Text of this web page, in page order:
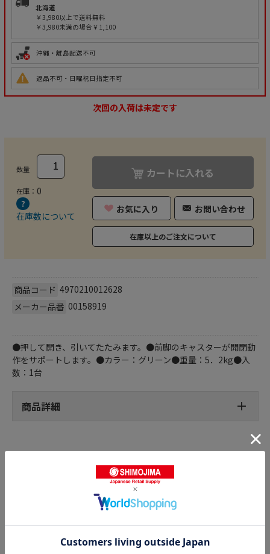
北海道
￥3,980以上で送料無料
￥3,980未満の場合￥1,100
沖縄・離島配送不可
返品不可・日曜祝日指定不可
次回の入荷は未定です
数量
在庫： 0
在庫数について
カートに入れる
お気に入り お問い合わせ
在庫以上のご注文について
商品コード 4970210012628
メーカー品番 00158919
●押して開き、引いてたたみます。●前脚のキャスターが開閉動
作をサポートします。●カラー：グリーン●重量：5．2kg●入
数：1台
商品詳細
シャワーチェアの人気商品との比較